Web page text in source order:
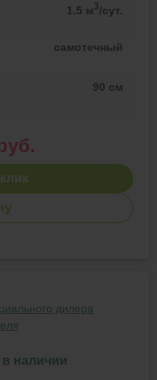
1.5 м3/сут.
самотечный
90 см
в наличии